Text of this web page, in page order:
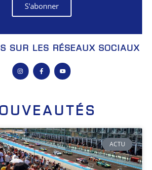
S'abonner
SUR LES RÉSEAUX SOCIAUX
ACTU